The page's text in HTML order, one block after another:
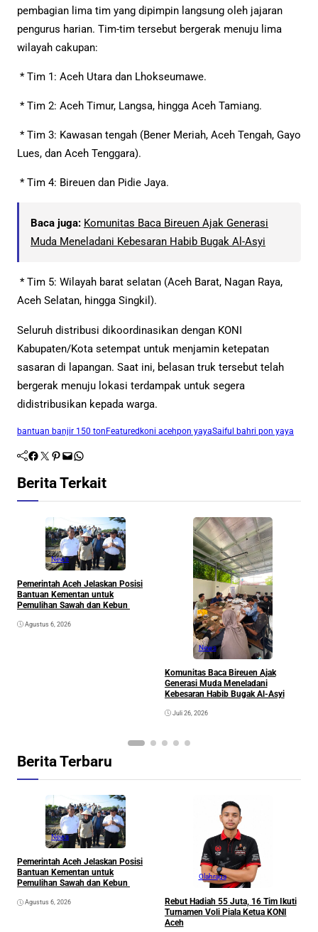
pembagian lima tim yang dipimpin langsung oleh jajaran
pengurus harian. Tim-tim tersebut bergerak menuju lima
wilayah cakupan:
* Tim 1: Aceh Utara dan Lhokseumawe.
* Tim 2: Aceh Timur, Langsa, hingga Aceh Tamiang.
* Tim 3: Kawasan tengah (Bener Meriah, Aceh Tengah, Gayo
Lues, dan Aceh Tenggara).
* Tim 4: Bireuen dan Pidie Jaya.
Baca juga: Komunitas Baca Bireuen Ajak Generasi
Muda Meneladani Kebesaran Habib Bugak Al-Asyi
* Tim 5: Wilayah barat selatan (Aceh Barat, Nagan Raya,
Aceh Selatan, hingga Singkil).
Seluruh distribusi dikoordinasikan dengan KONI
Kabupaten/Kota setempat untuk menjamin ketepatan
sasaran di lapangan. Saat ini, belasan truk tersebut telah
bergerak menuju lokasi terdampak untuk segera
didistribusikan kepada warga.
bantuan banjir 150 tonFeaturedkoni acehpon yayaSaiful bahri pon yaya
Facebook Twitter Pinterest Mail WhatsApp
Berita Terkait
News
Pemerintah Aceh Jelaskan Posisi
Bantuan Kementan untuk
Pemulihan Sawah dan Kebun
Agustus 6, 2026
News
Komunitas Baca Bireuen Ajak
Generasi Muda Meneladani
Kebesaran Habib Bugak Al-Asyi
Juli 26, 2026
Berita Terbaru
News
Pemerintah Aceh Jelaskan Posisi
Bantuan Kementan untuk
Pemulihan Sawah dan Kebun
Agustus 6, 2026
Olahraga
Rebut Hadiah 55 Juta, 16 Tim Ikuti
Turnamen Voli Piala Ketua KONI
Aceh